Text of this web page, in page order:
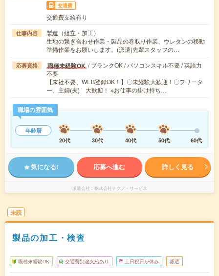
交通費
交通費支給有り
仕事内容
製造（組立・加工）
生地の繋ぎ合わせ作業・製品の巻取り作業、ウレタンの移動
準備作業をお願いします。(派遣)先輩スタッフの…
応募資格 職種未経験OK / ブランクOK / パソコンスキル不要 / 英語力
不要
【来社不要、WEB登録OK！】〇未経験大歓迎！〇フリータ
ー、主婦(夫) 大歓迎！ ※お仕事の掛け持ち…
職場の雰囲気
年齢層
20代
30代 40代 50代 60代
気になる! 応募へ進む 詳しく見る
派遣会社 株式会社テクノ・サービス
未読
製品の加工・検査
職種未経験OK 交通費別途支給あり 土日祝日が休み 派遣